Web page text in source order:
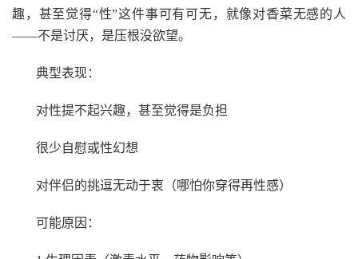
趣，甚至觉得“性”这件事可有可无，就像对香菜无感的人
——不是讨厌，是压根没欲望。
典型表现：
对性提不起兴趣，甚至觉得是负担
很少自慰或性幻想
对伴侣的挑逗无动于衷（哪怕你穿得再性感）
可能原因：